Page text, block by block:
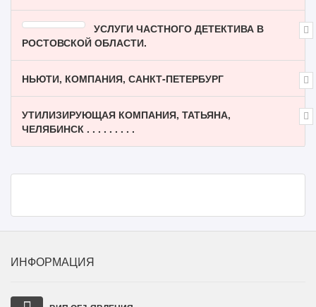
УСЛУГИ ЧАСТНОГО ДЕТЕКТИВА В
РОСТОВСКОЙ ОБЛАСТИ.
НЬЮТИ, КОМПАНИЯ, САНКТ-ПЕТЕРБУРГ
УТИЛИЗИРУЮЩАЯ КОМПАНИЯ, ТАТЬЯНА,
ЧЕЛЯБИНСК . . . . . . . . .
ИНФОРМАЦИЯ